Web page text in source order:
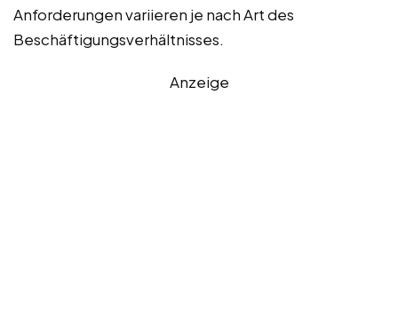
Anforderungen variieren je nach Art des
Beschäftigungsverhältnisses.
Anzeige